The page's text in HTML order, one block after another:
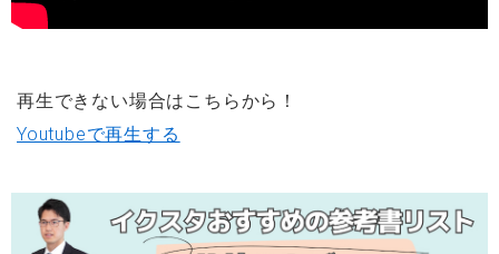
再生できない場合はこちらから！
Youtubeで再生する